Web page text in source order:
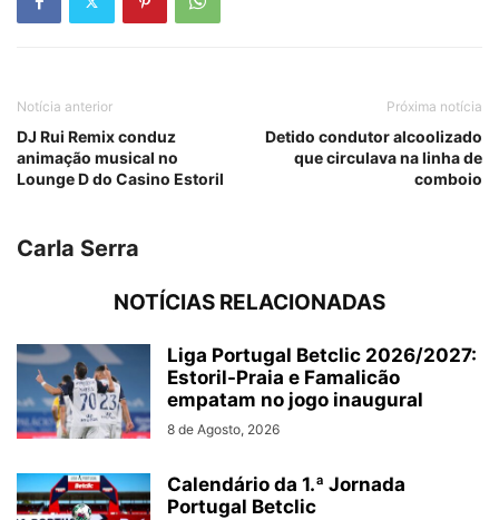
Notícia anterior
DJ Rui Remix conduz
animação musical no
Lounge D do Casino Estoril
Próxima notícia
Detido condutor alcoolizado
que circulava na linha de
comboio
Carla Serra
NOTÍCIAS RELACIONADAS
Liga Portugal Betclic 2026/2027:
Estoril-Praia e Famalicão
empatam no jogo inaugural
8 de Agosto, 2026
Calendário da 1.ª Jornada
Portugal Betclic